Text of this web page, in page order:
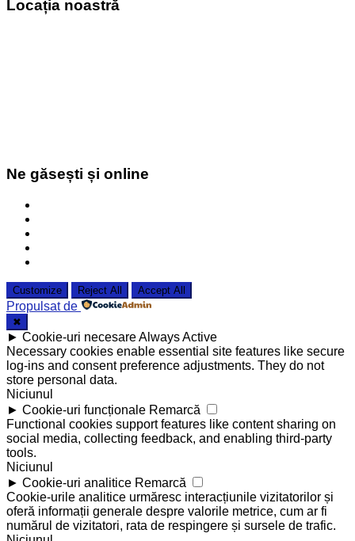
Locația noastră
Ne găsești și online
Customize Reject All Accept All
Propulsat de
✖
► Cookie-uri necesareAlways Active
Necessary cookies enable essential site features like secure
log-ins and consent preference adjustments. They do not
store personal data.
Niciunul
► Cookie-uri funcționale Remarcă
Functional cookies support features like content sharing on
social media, collecting feedback, and enabling third-party
tools.
Niciunul
► Cookie-uri analitice Remarcă
Cookie-urile analitice urmăresc interacțiunile vizitatorilor și
oferă informații generale despre valorile metrice, cum ar fi
numărul de vizitatori, rata de respingere și sursele de trafic.